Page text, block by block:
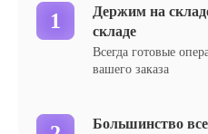
Держим на
складе
Всегда готовые
вашего заказа
Большинство